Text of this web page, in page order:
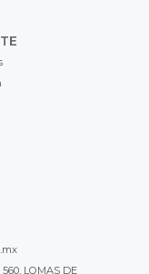
LOMAS DE